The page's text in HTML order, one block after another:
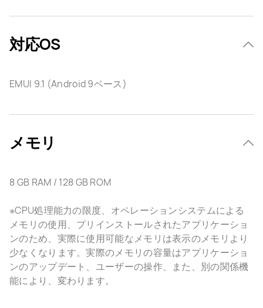
対応OS
EMUI 9.1 (Android 9ベース)
メモリ
8 GB RAM / 128 GB ROM
※CPU処理能力の限度、オペレーションシステムによる
メモリの使用、プリインストールされたアプリケーショ
ンのため、実際に使用可能なメモリは表示のメモリより
少なくなります。実際のメモリの容量はアプリケーショ
ンのアップデート、ユーザーの操作、また、別の関係機
能により、変わります。